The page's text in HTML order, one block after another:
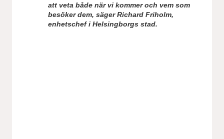
att veta både när vi kommer och vem som
besöker dem, säger Richard Friholm,
enhetschef i Helsingborgs stad.